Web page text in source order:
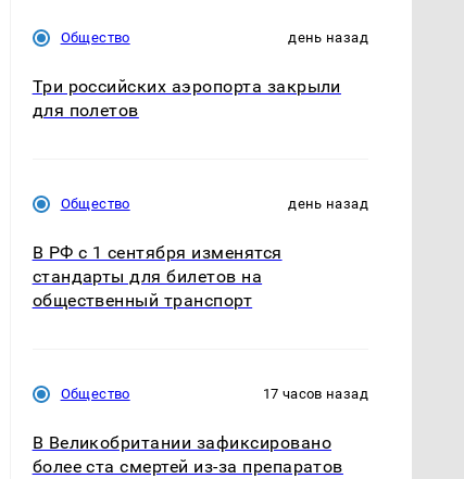
Общество день назад
Три российских аэропорта закрыли
для полетов
Общество день назад
В РФ с 1 сентября изменятся
стандарты для билетов на
общественный транспорт
Общество 17 часов назад
В Великобритании зафиксировано
более ста смертей из-за препаратов